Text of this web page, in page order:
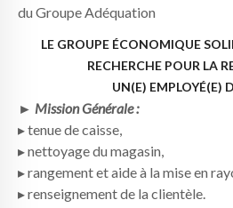
du Groupe Adéquation
LE GROUPE ÉCONOMIQUE
RECHERCHE POUR LA
UN(E) EMPLOYÉ(E)
► Mission Générale :
▸ tenue de caisse,
▸ nettoyage du magasin,
▸ rangement et aide à la mise en
▸ renseignement de la clientèle.